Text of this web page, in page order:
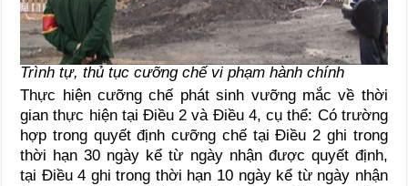
Trình tự, thủ tục cưỡng chế vi phạm hành chính
Thực hiện cưỡng chế phát sinh vưỡng mắc về thời
gian thực hiện tại Điều 2 và Điều 4, cụ thể: Có trường
hợp trong quyết định cưỡng chế tại Điều 2 ghi trong
thời hạn 30 ngày kể từ ngày nhận được quyết định,
tại Điều 4 ghi trong thời hạn 10 ngày kể từ ngày nhận